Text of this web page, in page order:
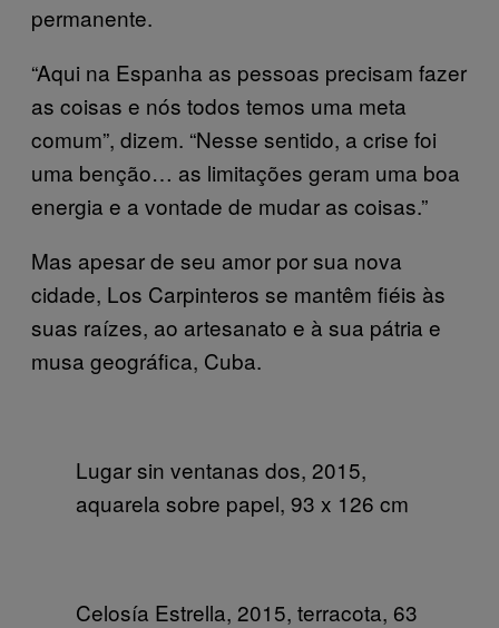
permanente.
“Aqui na Espanha as pessoas precisam fazer
as coisas e nós todos temos uma meta
comum”, dizem. “Nesse sentido, a crise foi
uma benção… as limitações geram uma boa
energia e a vontade de mudar as coisas.”
Mas apesar de seu amor por sua nova
cidade, Los Carpinteros se mantêm fiéis às
suas raízes, ao artesanato e à sua pátria e
musa geográfica, Cuba.
Lugar sin ventanas dos, 2015,
aquarela sobre papel, 93 x 126 cm
Celosía Estrella, 2015, terracota, 63